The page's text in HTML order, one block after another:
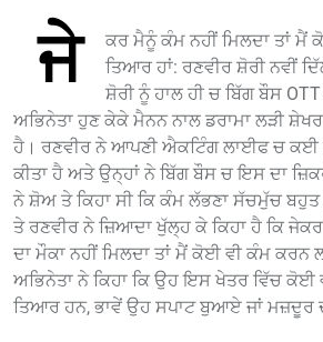
ਜੇ
ਕਰ ਮੈਨੂੰ ਕੰਮ ਨਹੀਂ ਮਿਲਦਾ ਤਾਂ
ਤਿਆਰ ਹਾਂ: ਰਣਵੀਰ ਸ਼ੋਰੀ ਨਵੀਂ
ਸ਼ੋਰੀ ਨੂੰ ਹਾਲ ਹੀ ਚ ਬਿੱਗ ਬੌਸ
ਅਭਿਨੇਤਾ ਹੁਣ ਕੇਕੇ ਮੈਨਨ ਨਾਲ ਡਰਾਮਾ ਲੜੀ
ਹੈ। ਰਣਵੀਰ ਨੇ ਆਪਣੀ ਐਕਟਿੰਗ ਲਾਈਫ ਚ ਕਈ
ਕੀਤਾ ਹੈ ਅਤੇ ਉਨ੍ਹਾਂ ਨੇ ਬਿੱਗ ਬੌਸ ਚ ਇਸ ਦਾ
ਨੇ ਸ਼ੋਅ ਤੇ ਕਿਹਾ ਸੀ ਕਿ ਕੰਮ ਲੱਭਣਾ ਸੱਚਮੁੱਚ
ਤੇ ਰਣਵੀਰ ਨੇ ਜ਼ਿਆਦਾ ਖੁੱਲ੍ਹ ਕੇ ਕਿਹਾ ਹੈ ਕਿ
ਦਾ ਮੌਕਾ ਨਹੀਂ ਮਿਲਦਾ ਤਾਂ ਮੈਂ ਕੋਈ ਵੀ ਕੰਮ ਕਰਨ
ਅਭਿਨੇਤਾ ਨੇ ਕਿਹਾ ਕਿ ਉਹ ਇਸ ਖੇਤਰ ਵਿੱਚ
ਤਿਆਰ ਹਨ, ਭਾਵੇਂ ਉਹ ਸਪਾਟ ਬੁਆਏ ਜਾਂ ਮਜ਼ਦੂਰ